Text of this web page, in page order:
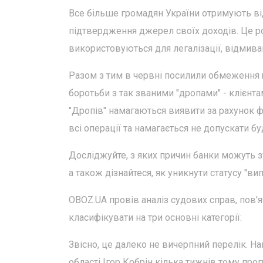
Все більше громадян України отримують
підтвердження джерел своїх доходів. Це
використовуються для легалізації,
Разом з тим в червні посилили обмеження
боротьби з так званими "дропами" -
"Дропів" намагаються виявити за рахунок
всі операції та намагається не допускати
Досліджуйте, з яких причин банки можуть
а також дізнайтеся, як уникнути статусу
OBOZ.UA провів аналіз судових справ,
класифікувати на три основні категорії:
Звісно, це далеко не вичерпний перелік.